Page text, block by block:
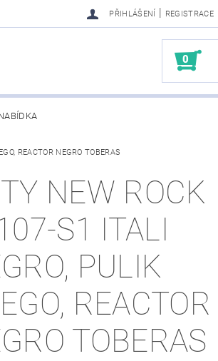
PŘIHLÁŠENÍ | REGISTRACE
0
SENDRA-SENDRA HANDMADE BIKER BOOTS
REACTOR NEGRO TOBERAS
NEW ROCK
S1 ITALI
PULIK
REACTOR
TOBERAS